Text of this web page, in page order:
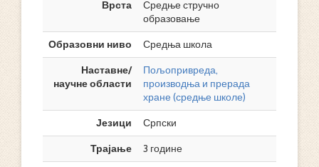
Врста
Средње стручно
образовање
Образовни ниво
Средња школа
Наставне/
научне области
Пољопривреда,
производња и прерада
хране (средње школе)
Језици
Српски
Трајање
3 године